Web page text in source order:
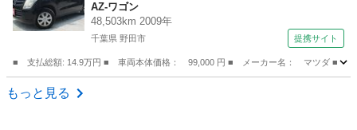
Ｄ ＦＭ ＡＭ ヘッドライトレベライザー 純
正セキュリティ パワーウィンドウ Ｗエアバッ
AZ-ワゴン
48,503km 2009年
千葉県 野田市 提携サイト
■ 支払総額: 14.9万円 ■ 車両本体価格： 99,000 円 ■ メーカー名： マツダ ■
千葉 野田市
もっと見る